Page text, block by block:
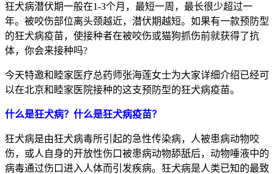
狂犬病潜伏期一般在1-3个月，最短一周，最长很少超过一
年。被咬伤部位离头颈越近，潜伏期越短。如果有一款预防型
的狂犬病疫苗，使接种者在被咬伤或猫狗抓伤前就获得了抗
体，你会来接种吗?
今天特邀和睦家医疗总药师张海莲女士为大家详细介绍已经可
以在北京和睦家医院接种的这支预防型的狂犬病疫苗。
什么是狂犬病？什么是狂犬病疫苗？
狂犬病是由狂犬病毒所引起的急性传染病，人被患病动物咬
伤，或人自身的开放性伤口被患病动物舔舐后，动物唾液中的
病毒通过伤口进入人体而引发疾病。狂犬病是人类已知的最致